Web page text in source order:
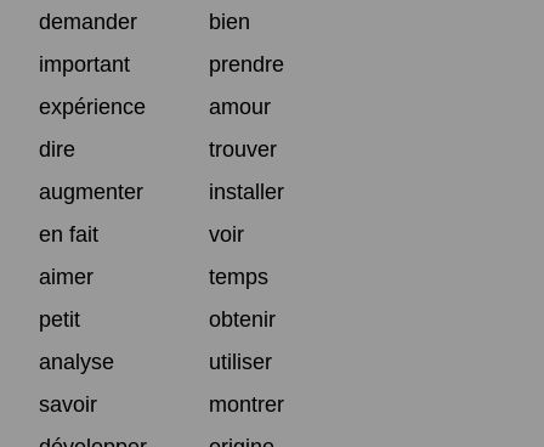
demander
bien
important
prendre
expérience
amour
dire
trouver
augmenter
installer
en fait
voir
aimer
temps
petit
obtenir
analyse
utiliser
savoir
montrer